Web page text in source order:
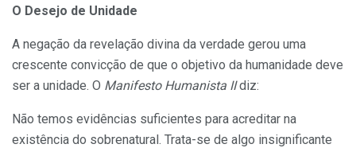
O Desejo de Unidade
A negação da revelação divina da verdade gerou uma
crescente convicção de que o objetivo da humanidade deve
ser a unidade. O Manifesto Humanista IIdiz:
Não temos evidências suficientes para acreditar na
existência do sobrenatural. Trata-se de algo insignificante